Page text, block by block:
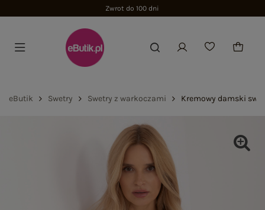
Zwrot do 100 dni
eButik Swetry Swetry z warkoczami Kremowy damski